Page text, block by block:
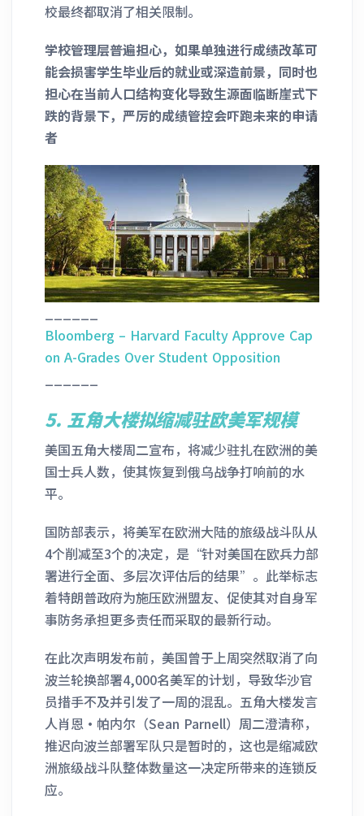
校最终都取消了相关限制。
学校管理层普遍担心，如果单独进行成绩改革可
能会损害学生毕业后的就业或深造前景，同时也
担心在当前人口结构变化导致生源面临断崖式下
跌的背景下，严厉的成绩管控会吓跑未来的申请
者
Bloomberg – Harvard Faculty Approve Cap
on A-Grades Over Student Opposition
5. 五角大楼拟缩减驻欧美军规模
美国五角大楼周二宣布，将减少驻扎在欧洲的美
国士兵人数，使其恢复到俄乌战争打响前的水
平。
国防部表示，将美军在欧洲大陆的旅级战斗队从
4个削减至3个的决定，是“针对美国在欧兵力部
署进行全面、多层次评估后的结果”。此举标志
着特朗普政府为施压欧洲盟友、促使其对自身军
事防务承担更多责任而采取的最新行动。
在此次声明发布前，美国曾于上周突然取消了向
波兰轮换部署4,000名美军的计划，导致华沙官
员措手不及并引发了一周的混乱。五角大楼发言
人肖恩·帕内尔（Sean Parnell）周二澄清称，
推迟向波兰部署军队只是暂时的，这也是缩减欧
洲旅级战斗队整体数量这一决定所带来的连锁反
应。